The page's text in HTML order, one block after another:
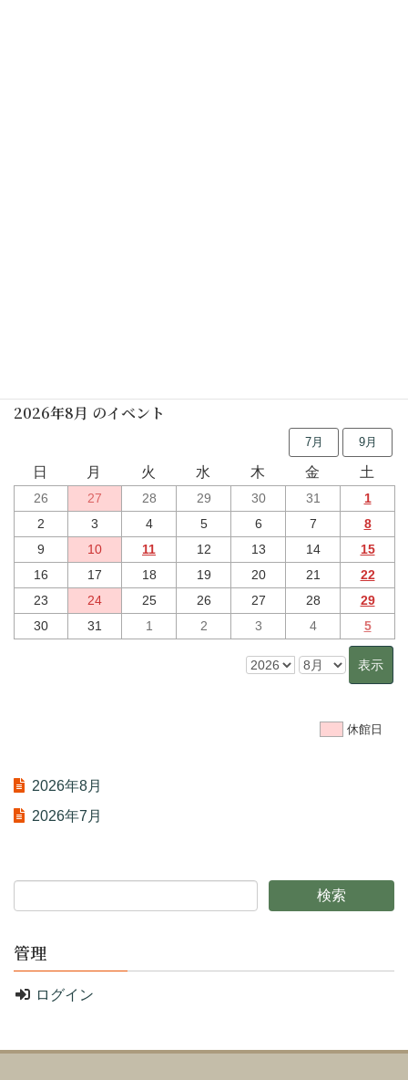
2026年8月 のイベント
7月 9月
日 月 火 水 木 金 土
26 27 28 29 30 31
1
2
3 4 5 6 7
8
9
10 11 12 13 14
15
16
17 18 19 20 21
22
23
24 25 26 27 28
29
30
31 1 2 3 4 5
休館日
2026年8月
2026年7月
管理
ログイン